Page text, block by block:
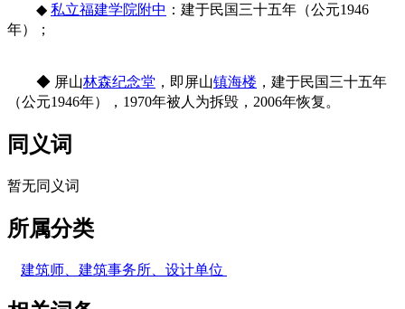
◆ 私立福建学院附中 ：建于民国三十五年（公元1946
年）；
◆ 屏山林森纪念堂 ，即屏山镇海楼 ，建于民国三十五年
（公元1946年），1970年被人为拆毁，2006年恢复。
同义词
暂无同义词
所属分类
建筑师、建筑事务所、设计单位